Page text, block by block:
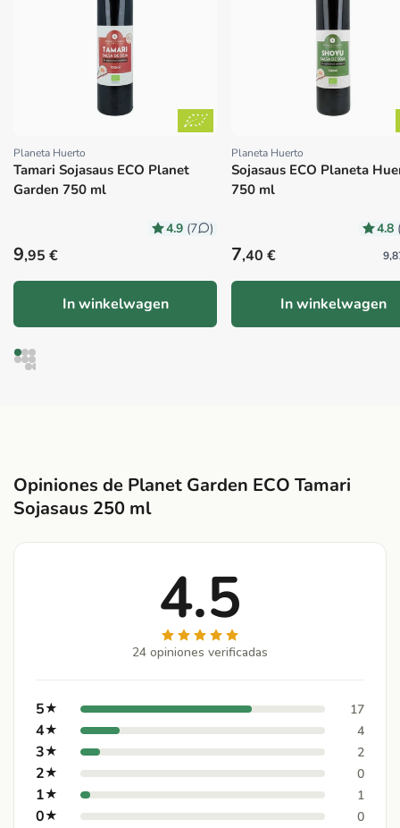
Proveedor:
Planeta Huerto
Tamari Sojasaus ECO Planet
Garden 750 ml
4.9 (7 )
Precio habitual
9,95 €
In winkelwagen
Proveedor:
Planeta Huerto
Sojasaus ECO Planeta
750 ml
4.8
Precio habitual
7,40 €
In winkelwagen
Opiniones de Planet Garden ECO Tamari
Sojasaus 250 ml
4.5
24 opiniones verificadas
5★ 17
4★ 4
3★ 2
2★ 0
1★ 1
0★ 0